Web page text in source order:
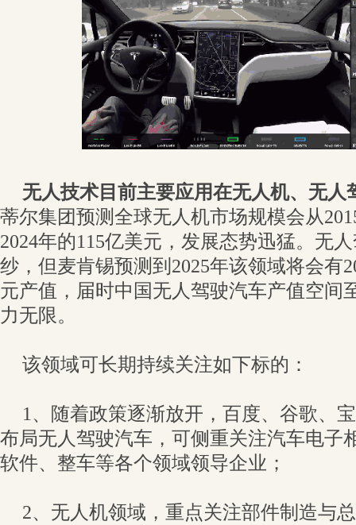
无人技术目前主要应用在无人机、无人
蒂尔集团预测全球无人机市场规模会从
2024年的115亿美元，发展态势迅猛。无
纱，但麦肯锡预测到2025年该领域将会有
元产值，届时中国无人驾驶汽车产值空间
力无限。
该领域可长期持续关注如下标的：
1、随着政策逐渐放开，百度、谷歌、
布局无人驾驶汽车，可侧重关注汽车电子
软件、整车等各个领域领导企业；
2、无人机领域，重点关注部件制造与